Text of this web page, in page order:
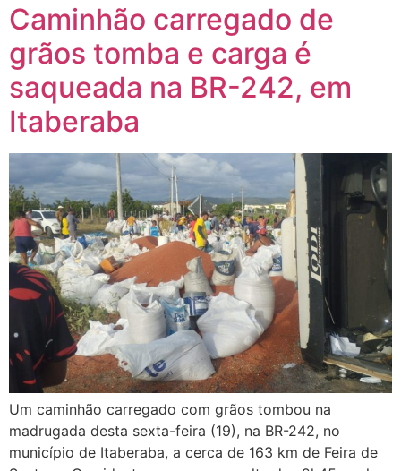
Caminhão carregado de
grãos tomba e carga é
saqueada na BR-242, em
Itaberaba
Um caminhão carregado com grãos tombou na
madrugada desta sexta-feira (19), na BR-242, no
município de Itaberaba, a cerca de 163 km de Feira de